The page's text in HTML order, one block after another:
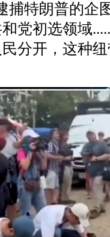
捕特朗普的企
党初选领域
分开，这种